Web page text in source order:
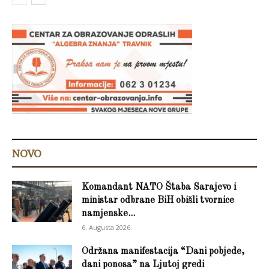
NOVO
Komandant NATO Štaba Sarajevo i
ministar odbrane BiH obišli tvornice
namjenske...
6. Augusta 2026.
Održana manifestacija “Dani pobjede,
dani ponosa” na Ljutoj gredi